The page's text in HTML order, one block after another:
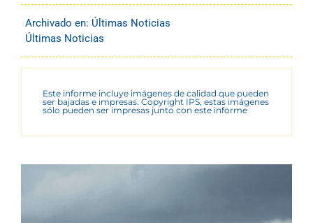
Archivado en: Últimas Noticias
Últimas Noticias
Este informe incluye imágenes de calidad que pueden
ser bajadas e impresas. Copyright IPS, estas imágenes
sólo pueden ser impresas junto con este informe